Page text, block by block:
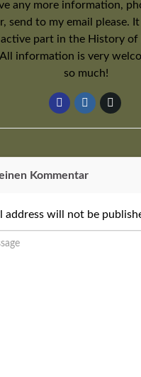
any more information,
send to my email please.
part in the History of
All information is very
so much!
Kommentar
address will not be